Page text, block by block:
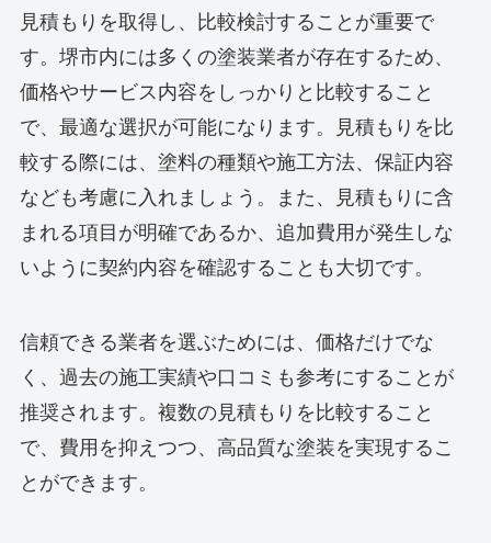
見積もりを取得し、比較検討することが重要で
す。堺市内には多くの塗装業者が存在するため、
価格やサービス内容をしっかりと比較すること
で、最適な選択が可能になります。見積もりを比
較する際には、塗料の種類や施工方法、保証内容
なども考慮に入れましょう。また、見積もりに含
まれる項目が明確であるか、追加費用が発生しな
いように契約内容を確認することも大切です。
信頼できる業者を選ぶためには、価格だけでな
く、過去の施工実績や口コミも参考にすることが
推奨されます。複数の見積もりを比較すること
で、費用を抑えつつ、高品質な塗装を実現するこ
とができます。